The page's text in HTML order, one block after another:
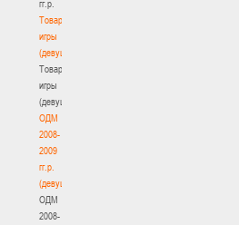
гг.р.
Товарищеские
игры
(девушки)
Товарищеские
игры
(девушки)
ОДМ
2008-
2009
гг.р.
(девушки)
ОДМ
2008-